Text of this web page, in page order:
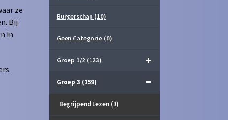
ze
Bij
in
Burgerschap (10)
Geen Categorie (0)
Groep 1/2 (123)
Groep 3 (159)
Begrijpend Lezen (9)